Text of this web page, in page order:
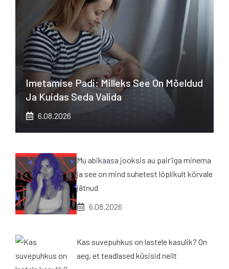
Imetamise Padi: Milleks See On Mõeldud
Ja Kuidas Seda Valida
6.08.2026
Mu abikaasa jooksis au pair’iga minema
ja see on mind suhetest lõplikult kõrvale
jätnud
6.08.2026
Kas suvepuhkus on lastele kasulik? On
aeg, et teadlased küsisid neilt